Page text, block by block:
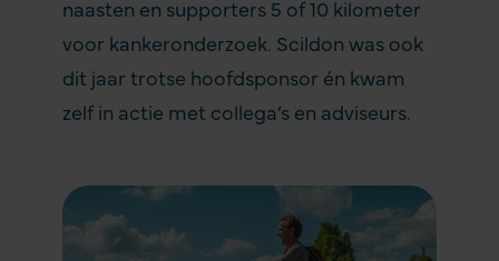
naasten en supporters 5 of 10 kilometer
voor kankeronderzoek. Scildon was ook
dit jaar trotse hoofdsponsor én kwam
zelf in actie met collega’s en adviseurs.